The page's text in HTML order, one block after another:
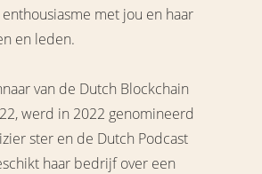
met jou en haar
en leden.
van de Dutch Blockchain
werd in 2022 genomineerd
ster en de Dutch Podcast
haar bedrijf over een